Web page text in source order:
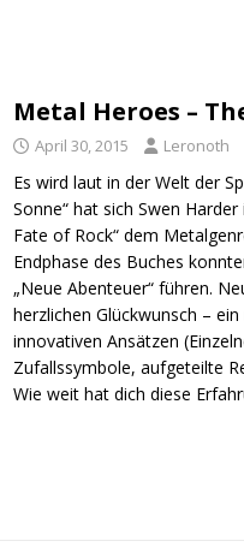
Metal Heroes –
April 30, 2015 Leronoth
Es wird laut in der Welt der
Sonne“ hat sich Swen
Fate of Rock“ dem
Endphase des Buches
„Neue Abenteuer“ führen.
herzlichen Glückwunsch –
innovativen Ansätzen
Zufallssymbole, aufgeteilte
Wie weit hat dich diese